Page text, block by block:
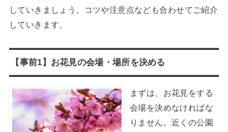
していきましょう。コツや注意点なども合わせてご紹介
していきます。
【事前1】お花見の会場・場所を決める
まずは、お花見をする
会場を決めなければな
りません。近くの公園